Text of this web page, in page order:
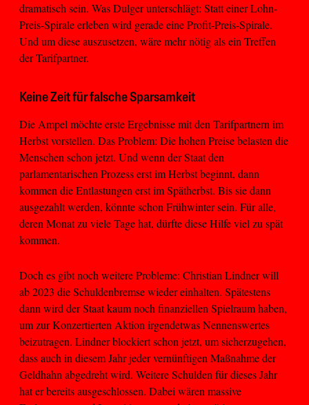
dramatisch sein. Was Dulger unterschlägt: Statt einer Lohn-
Preis-Spirale erleben wird gerade eine Profit-Preis-Spirale.
Und um diese auszusetzen, wäre mehr nötig als ein Treffen
der Tarifpartner.
Keine Zeit für falsche Sparsamkeit
Die Ampel möchte erste Ergebnisse mit den Tarifpartnern im
Herbst vorstellen. Das Problem: Die hohen Preise belasten die
Menschen schon jetzt. Und wenn der Staat den
parlamentarischen Prozess erst im Herbst beginnt, dann
kommen die Entlastungen erst im Spätherbst. Bis sie dann
ausgezahlt werden, könnte schon Frühwinter sein. Für alle,
deren Monat zu viele Tage hat, dürfte diese Hilfe viel zu spät
kommen.
Doch es gibt noch weitere Probleme: Christian Lindner will
ab 2023 die Schuldenbremse wieder einhalten. Spätestens
dann wird der Staat kaum noch finanziellen Spielraum haben,
um zur Konzertierten Aktion irgendetwas Nennenswertes
beizutragen. Lindner blockiert schon jetzt, um sicherzugehen,
dass auch in diesem Jahr jeder vernünftigen Maßnahme der
Geldhahn abgedreht wird. Weitere Schulden für dieses Jahr
hat er bereits ausgeschlossen. Dabei wären massive